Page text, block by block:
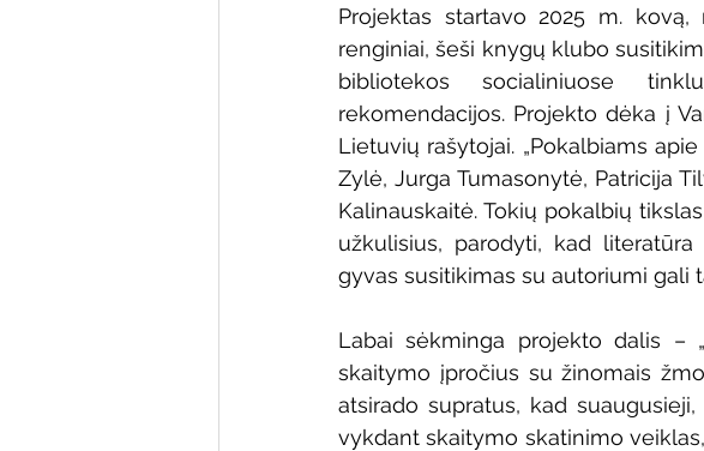
Projektas startavo 2025 m.
renginiai, šeši knygų klubo
bibliotekos socialiniuose
rekomendacijos. Projekto dėka į
Lietuvių rašytojai. „Pokalbiams
Zylė, Jurga Tumasonytė, Patricija
Kalinauskaitė. Tokių pokalbių
užkulisius, parodyti, kad
gyvas susitikimas su autoriumi gali
Labai sėkminga projekto dalis –
skaitymo įpročius su žinomais
atsirado supratus, kad
vykdant skaitymo skatinimo